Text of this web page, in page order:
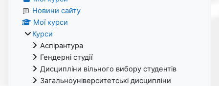
Новини сайту
Мої курси
Курси
Аспірантура
Гендерні студії
Дисципліни вільного вибору студентів
Загальноуніверситетські дисципліни